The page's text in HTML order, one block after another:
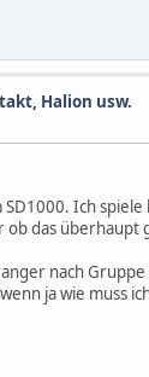
Halion usw.
Ich
ob das überhaupt
nach
ja wie muss